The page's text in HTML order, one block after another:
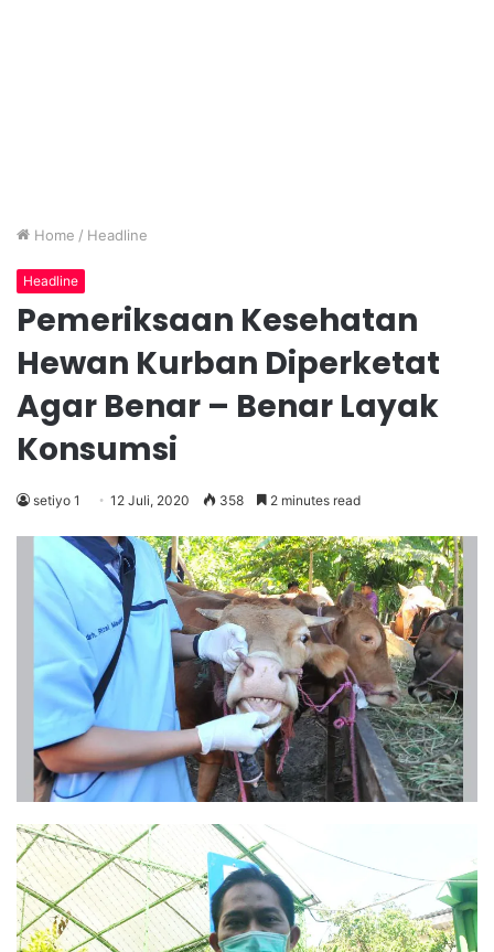
Home / Headline
Headline
Pemeriksaan Kesehatan
Hewan Kurban Diperketat
Agar Benar – Benar Layak
Konsumsi
setiyo 1 12 Juli, 2020 358 2 minutes read